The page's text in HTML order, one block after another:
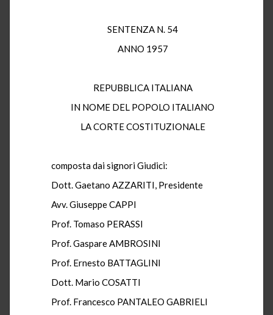
SENTENZA N. 54
ANNO 1957
REPUBBLICA ITALIANA
IN NOME DEL POPOLO ITALIANO
LA CORTE COSTITUZIONALE
composta dai signori Giudici:
Dott. Gaetano AZZARITI, Presidente
Avv. Giuseppe CAPPI
Prof. Tomaso PERASSI
Prof. Gaspare AMBROSINI
Prof. Ernesto BATTAGLINI
Dott. Mario COSATTI
Prof. Francesco PANTALEO GABRIELI